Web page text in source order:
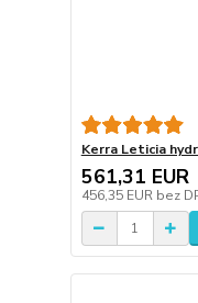
Kerra Leticia
561,31 EUR
456,35 EUR bez